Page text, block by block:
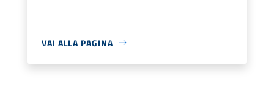
VAI ALLA PAGINA